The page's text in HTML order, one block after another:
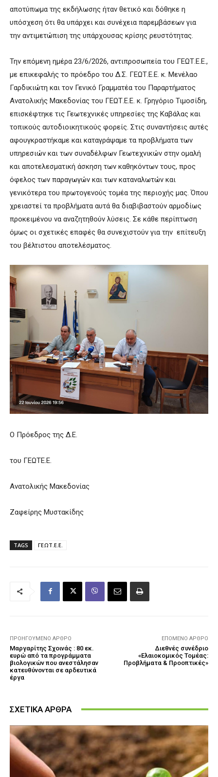
αποτύπωμα της εκδήλωσης ήταν θετικό και δόθηκε η
υπόσχεση ότι θα υπάρχει και συνέχεια παρεμβάσεων για
την αντιμετώπιση της υπάρχουσας κρίσης ρευστότητας.
Την επόμενη ημέρα 23/6/2026, αντιπροσωπεία του ΓΕΩΤ.Ε.Ε.,
με επικεφαλής το πρόεδρο του Δ.Σ. ΓΕΩΤ.Ε.Ε. κ. Μενέλαο
Γαρδικιώτη και τον Γενικό Γραμματέα του Παραρτήματος
Ανατολικής Μακεδονίας του ΓΕΩΤ.Ε.Ε. κ. Γρηγόριο Τιμοσίδη,
επισκέφτηκε τις Γεωτεχνικές υπηρεσίες της Καβάλας και
τοπικούς αυτοδιοικητικούς φορείς. Στις συναντήσεις αυτές
αφουγκραστήκαμε και καταγράψαμε τα προβλήματα των
υπηρεσιών και των συναδέλφων Γεωτεχνικών στην ομαλή
και αποτελεσματική άσκηση των καθηκόντων τους, προς
όφελος των παραγωγών και των καταναλωτών και
γενικότερα του πρωτογενούς τομέα της περιοχής μας. Όπου
χρειαστεί τα προβλήματα αυτά θα διαβιβαστούν αρμοδίως
προκειμένου να αναζητηθούν λύσεις. Σε κάθε περίπτωση
όμως οι σχετικές επαφές θα συνεχιστούν για την επίτευξη
του βέλτιστου αποτελέσματος.
Ο Πρόεδρος της Δ.Ε.
του ΓΕΩΤΕ.Ε.
Ανατολικής Μακεδονίας
Ζαφείρης Μυστακίδης
TAGS ΓΕΩΤ.Ε.Ε.
ΠΡΟΗΓΟΎΜΕΝΟ ΆΡΘΡΟ
Μαργαρίτης Σχοινάς : 80 εκ.
ευρώ από τα προγράμματα
βιολογικών που ανεστάλησαν
κατευθύνονται σε αρδευτικά
έργα
ΕΠΌΜΕΝΟ ΆΡΘΡΟ
Διεθνές συνέδριο
«Ελαιοκομικός Τομέας:
Προβλήματα & Προοπτικές»
ΣΧΕΤΙΚΑ ΑΡΘΡΑ